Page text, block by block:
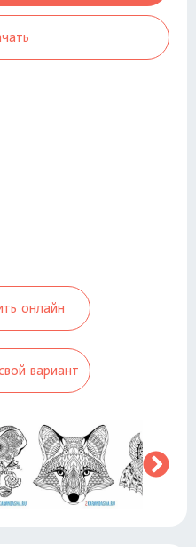
онлайн
вариант